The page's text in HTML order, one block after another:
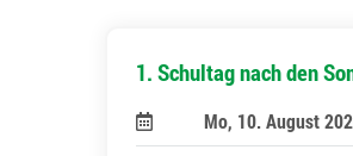
1. Schultag nach den
Mo, 10. August